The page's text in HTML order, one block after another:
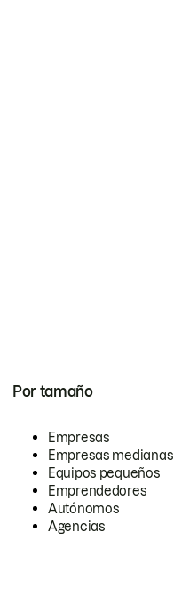
Por tamaño
Empresas
Empresas medianas
Equipos pequeños
Emprendedores
Autónomos
Agencias